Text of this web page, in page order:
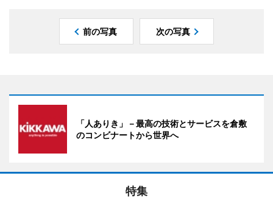
前の写真 次の写真
「人ありき」－最高の技術とサービスを倉敷
のコンビナートから世界へ
特集